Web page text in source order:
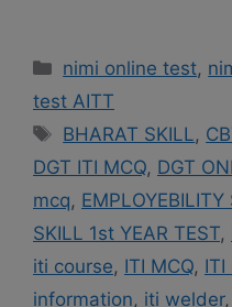
Categories
nimi online test,
test AITT
Tags
BHARAT SKILL,
DGT ITI MCQ, DGT
mcq, EMPLOYEBILITY
SKILL 1st YEAR TEST,
iti course, ITI MCQ, ITI
information, iti welder,